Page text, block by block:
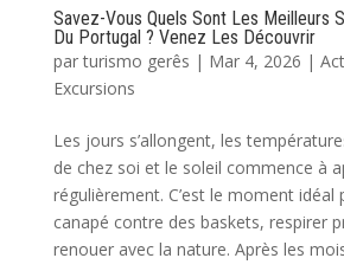
Savez-Vous Quels Sont Les Meilleurs
Du Portugal ? Venez Les Découvrir
parturismo gerês | Mar 4, 2026 |
Excursions
Les jours s’allongent, les
de chez soi et le soleil commence à
régulièrement. C’est le moment idéal
canapé contre des baskets, respirer
renouer avec la nature. Après les